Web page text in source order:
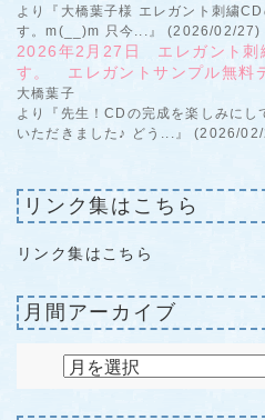
より『大橋葉子様 エレガント刺繍
す。m(__)m 只今...』 (2026/02/27)
2026年2月27日 エレガント刺
す。 エレガントサンプル無料
大橋葉子
より『先生！CDの完成を楽しみにし
いただきました♪ どう...』 (2026/
リンク集はこちら
リンク集はこちら
月間アーカイブ